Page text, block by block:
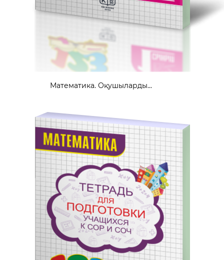
Математика. Оқушыларды...